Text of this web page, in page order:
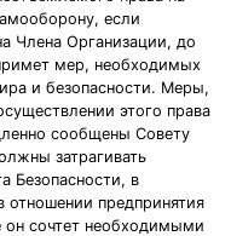
если
Члена Организации, до
мер, необходимых
и безопасности. Меры,
этого права
сообщены Совету
затрагивать
Безопасности, в
отношении предпринятия
он сочтет необходимыми